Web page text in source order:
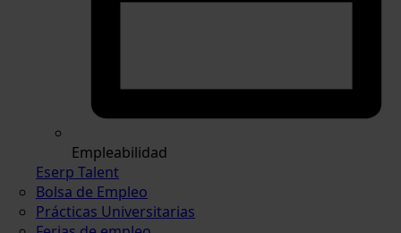
Empleabilidad
Eserp Talent
Bolsa de Empleo
Prácticas Universitarias